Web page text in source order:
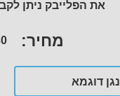
את הפלייבק ניתן
מחיר:
נגן דוגמא